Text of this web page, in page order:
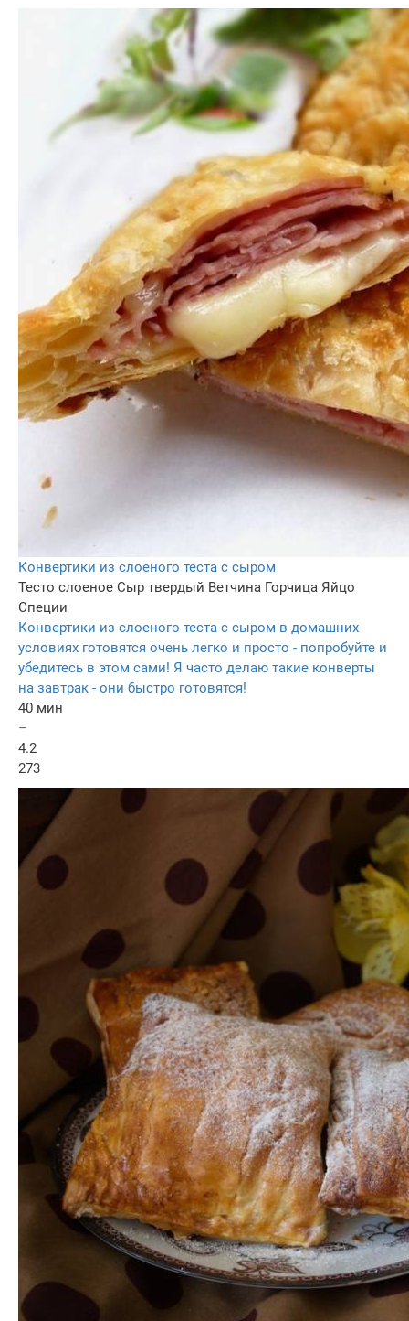
Конвертики из слоеного теста с сыром
Тесто слоеное Сыр твердый Ветчина Горчица Яйцо
Специи
Конвертики из слоеного теста с сыром в домашних
условиях готовятся очень легко и просто - попробуйте и
убедитесь в этом сами! Я часто делаю такие конверты
на завтрак - они быстро готовятся!
40 мин
–
4.2
273